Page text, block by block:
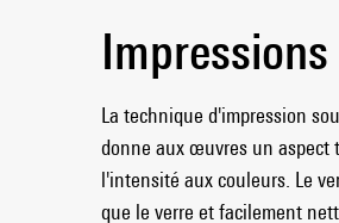
La technique d'impression
donne aux œuvres un aspect
l'intensité aux couleurs. Le
que le verre et facilement